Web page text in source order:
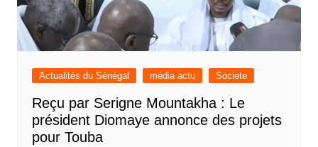
Actualités du Sénégal média actu Societe
Reçu par Serigne Mountakha : Le
président Diomaye annonce des projets
pour Touba